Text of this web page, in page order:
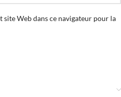
site Web dans ce navigateur pour la